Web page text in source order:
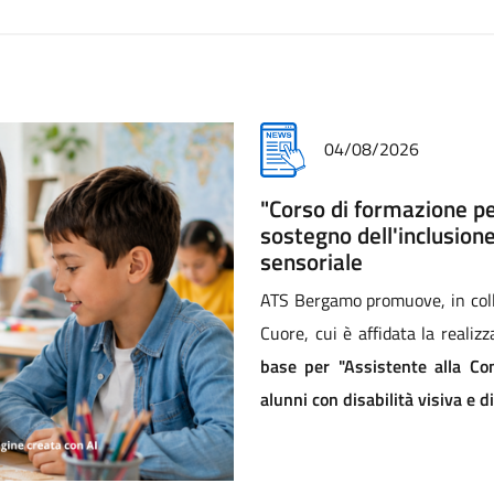
28/07/2026
Prima Azienda
nazionale Animali in
Nella cornice del Palazzo